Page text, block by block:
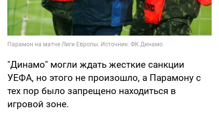
"Динамо" могли ждать жесткие санкции
УЕФА, но этого не произошло, а Парамону с
тех пор было запрещено находиться в
игровой зоне.